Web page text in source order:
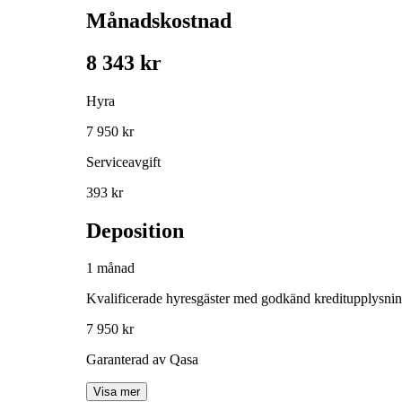
Månadskostnad
8 343 kr
Hyra
7 950 kr
Serviceavgift
393 kr
Deposition
1 månad
Kvalificerade hyresgäster med godkänd
7 950 kr
Garanterad av Qasa
Visa mer